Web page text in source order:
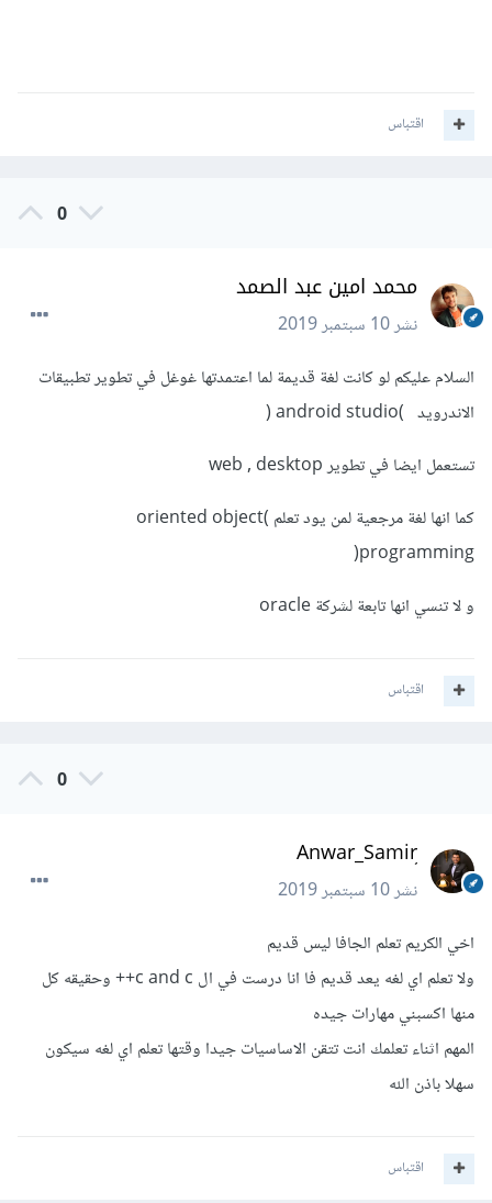
اقتباس
0
محمد امين عبد الصمد
نشر10 سبتمبر 2019
السلام عليكم لو كانت لغة قديمة لما اعتمدتها غوغل في تطوير تطبيقات
الاندرويد )android studio (
تستعمل ايضا في تطوير web , desktop
كما انها لغة مرجعية لمن يود تعلم )oriented object
programming(
و لا تنسي انها تابعة لشركة oracle
اقتباس
0
نشر10 سبتمبر 2019
اخي الكريم تعلم الجافا ليس قديم
ولا تعلم اي لغه يعد قديم فا انا درست في ال c and c++ وحقيقه كل
منها اكسبني مهارات جيده
المهم اثناء تعلمك انت تتقن الاساسيات جيدا وقتها تعلم اي لغه سيكون
سهلا باذن الله
اقتباس